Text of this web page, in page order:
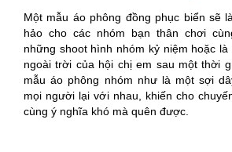
Một mẫu áo phông đồng phục biển sẽ
hảo cho các nhóm bạn thân chơi
những shoot hình nhóm kỷ niệm hoặc là
ngoài trời của hội chị em sau một thời
mẫu áo phông nhóm như là một sợi
mọi người lại với nhau, khiến cho
cùng ý nghĩa khó mà quên được.